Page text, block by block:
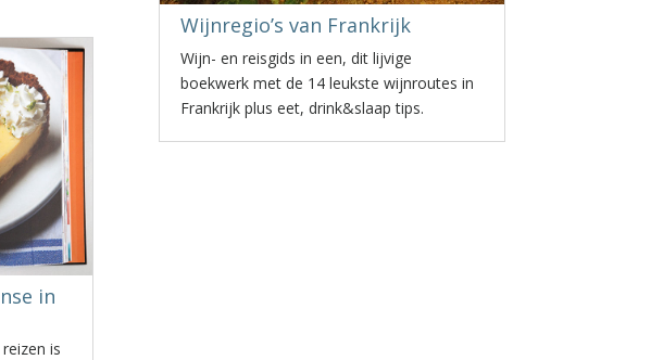
in
is
Wijnregio’s van Frankrijk
Wijn- en reisgids in een, dit lijvige
boekwerk met de 14 leukste wijnroutes in
Frankrijk plus eet, drink&slaap tips.